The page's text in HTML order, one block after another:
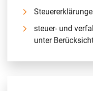
steuer- und
unter